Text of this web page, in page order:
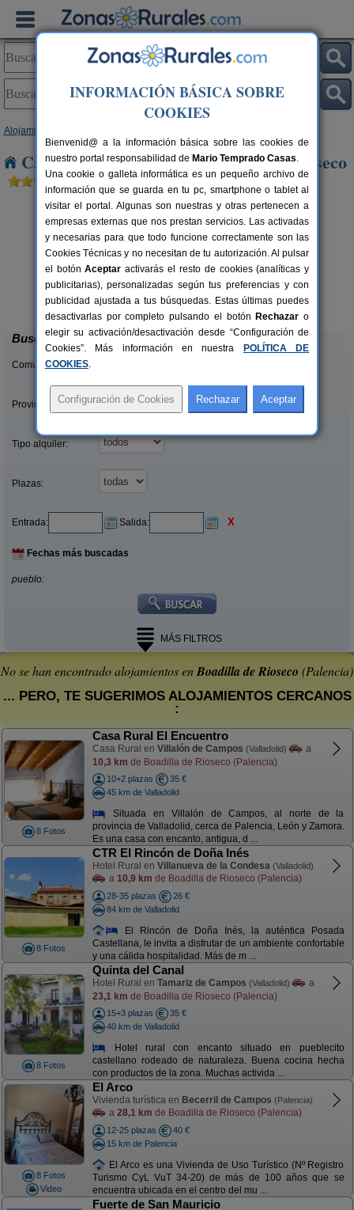
Alojamientos
Casas Rurales cerca de Boadilla de Rioseco
14 pers.
desde30 €
La Casona de Támara
Támara de Campos (Palencia)
Buscar
Comunidades:
Provincias/Islas:
Tipo alquiler:
Plazas:
Entrada: Salida: X
Fechas más buscadas
pueblo:
MÁS FILTROS
No se han encontrado alojamientos enBoadilla de Rioseco (Palencia)
... PERO, TE SUGERIMOS ALOJAMIENTOS CERCANOS
:
8 Fotos
Casa Rural El Encuentro
Casa Rural en Villalón de Campos (Valladolid)
a
10,3 km de Boadilla de Rioseco (Palencia)
10+2 plazas
35 €
45 km de Valladolid
Situada en Villalón de Campos, al norte de la
provincia de Valladolid, cerca de Palencia, León y Zamora.
Es una casa con encanto, antigua, d ...
8 Fotos
CTR El Rincón de Doña Inés
Hotel Rural en Villanueva de la Condesa (Valladolid)
a 10,9 km de Boadilla de Rioseco (Palencia)
28-35 plazas
26 €
84 km de Valladolid
El Rincón de Doña Inés, la auténtica Posada
Castellana, le invita a disfrutar de un ambiente confortable
y una cálida hospitalidad. Más de m ...
8 Fotos
Quinta del Canal
Hotel Rural en Tamariz de Campos (Valladolid)
a
23,1 km de Boadilla de Rioseco (Palencia)
15+3 plazas
35 €
40 km de Valladolid
Hotel rural con encanto situado en pueblecito
castellano rodeado de naturaleza. Buena cocina hecha
con productos de la zona. Muchas activida ...
8 Fotos
Video
El Arco
Vivienda turística en Becerril de Campos (Palencia)
a 28,1 km de Boadilla de Rioseco (Palencia)
12-25 plazas
40 €
15 km de Palencia
El Arco es una Vivienda de Uso Turístico (Nº Registro
Turismo CyL VuT 34-20) de más de 100 años que se
encuentra ubicada en el centro del mu ...
Fuerte de San Mauricio
INFORMACIÓN BÁSICA SOBRE
COOKIES
Bienvenid@ a la información básica sobre las cookies de
nuestro portal responsabilidad de Mario Temprado Casas.
Una cookie o galleta informática es un pequeño archivo de
información que se guarda en tu pc, smartphone o tablet al
visitar el portal. Algunas son nuestras y otras pertenecen a
empresas externas que nos prestan servicios. Las activadas
y necesarias para que todo funcione correctamente son las
Cookies Técnicas y no necesitan de tu autorización. Al pulsar
el botónAceptar activarás el resto de cookies (analíticas y
publicitarias), personalizadas según tus preferencias y con
publicidad ajustada a tus búsquedas. Estas últimas puedes
desactivarlas por completo pulsando el botón Rechazar o
elegir su activación/desactivación desde “Configuración de
Cookies”. Más información en nuestra
POLÍTICA DE
COOKIES.